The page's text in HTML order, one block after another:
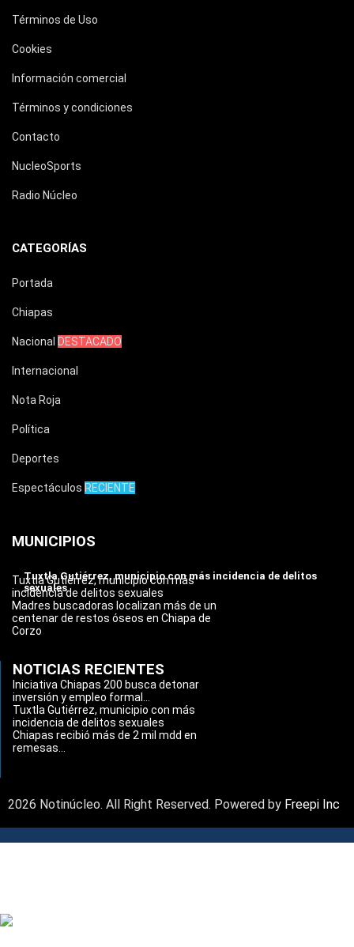
Términos de Uso
Cookies
Información comercial
Términos y condiciones
Contacto
NucleoSports
Radio Núcleo
CATEGORÍAS
Portada
Chiapas
Nacional DESTACADO
Internacional
Nota Roja
Política
Deportes
Espectáculos RECIENTE
MUNICIPIOS
Tuxtla Gutiérrez, municipio con más incidencia de delitos
sexuales
Tuxtla Gutiérrez, municipio con más
incidencia de delitos sexuales
Madres buscadoras localizan más de un
centenar de restos óseos en Chiapa de
Corzo
NOTICIAS RECIENTES
Iniciativa Chiapas 200 busca detonar
inversión y empleo formal...
Tuxtla Gutiérrez, municipio con más
incidencia de delitos sexuales
Chiapas recibió más de 2 mil mdd en
remesas...
2026 Notinúcleo. All Right Reserved. Powered by Freepi Inc